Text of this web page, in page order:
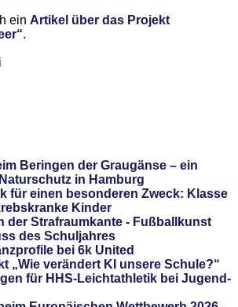
ein Artikel über das Projekt
.
Beringen der Graugänse – ein
in Hamburg
für einen besonderen Zweck: Klasse
Kinder
der Strafraumkante - Fußballkunst
des Schuljahres
bei 6k United
„Wie verändert KI unsere Schule?“
für HHS-Leichtathletik bei Jugend-